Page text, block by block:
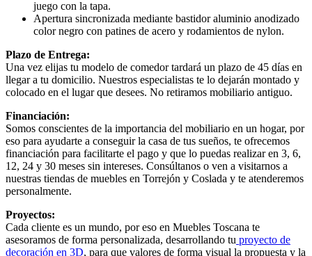
juego con la tapa.
Apertura sincronizada mediante bastidor aluminio anodizado
color negro con patines de acero y rodamientos de nylon.
Plazo de Entrega:
Una vez elijas tu modelo de comedor tardará un plazo de 45 días en
llegar a tu domicilio. Nuestros especialistas te lo dejarán montado y
colocado en el lugar que desees. No retiramos mobiliario antiguo.
Financiación:
Somos conscientes de la importancia del mobiliario en un hogar, por
eso para ayudarte a conseguir la casa de tus sueños, te ofrecemos
financiación para facilitarte el pago y que lo puedas realizar en 3, 6,
12, 24 y 30 meses sin intereses. Consúltanos o ven a visitarnos a
nuestras tiendas de muebles en Torrejón y Coslada y te atenderemos
personalmente.
Proyectos:
Cada cliente es un mundo, por eso en Muebles Toscana te
asesoramos de forma personalizada, desarrollando tu proyecto de
decoración en 3D, para que valores de forma visual la propuesta y la